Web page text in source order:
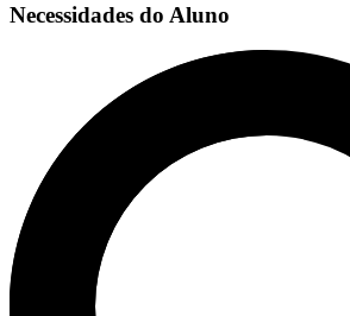
Necessidades do Aluno